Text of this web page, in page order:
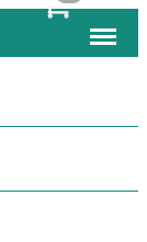
Menu